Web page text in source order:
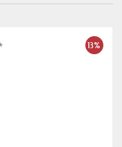
13%